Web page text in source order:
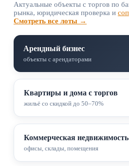
Актуальные объекты с торгов по
рынка, юридическая проверка и
Смотреть все лоты →
Арендный бизнес
объекты с арендаторами
Квартиры и дома с торгов
жильё со скидкой до 50–70%
Коммерческая недвижимость
офисы, склады, помещения